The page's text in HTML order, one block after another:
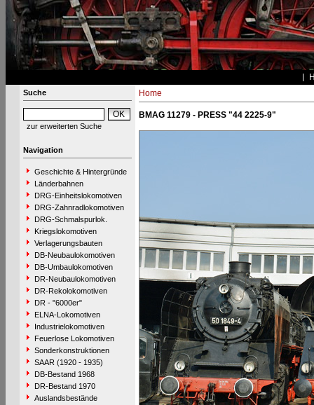
Suche
zur erweiterten Suche
Navigation
Geschichte & Hintergründe
Länderbahnen
DRG-Einheitslokomotiven
DRG-Zahnradlokomotiven
DRG-Schmalspurlok.
Kriegslokomotiven
Verlagerungsbauten
DB-Neubaulokomotiven
DB-Umbaulokomotiven
DR-Neubaulokomotiven
DR-Rekolokomotiven
DR - "6000er"
ELNA-Lokomotiven
Industrielokomotiven
Feuerlose Lokomotiven
Sonderkonstruktionen
SAAR (1920 - 1935)
DB-Bestand 1968
DR-Bestand 1970
Auslandsbestände
Home
BMAG 11279 - PRESS "44 2225-9"